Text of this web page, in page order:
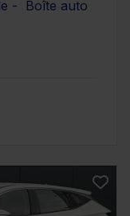
- Boîte auto